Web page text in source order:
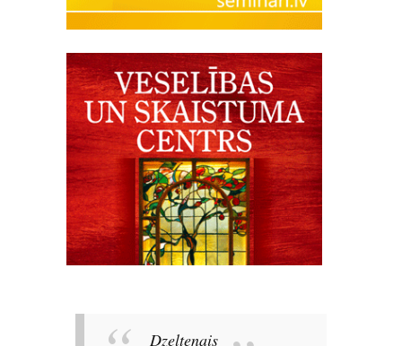
Dzeltenais